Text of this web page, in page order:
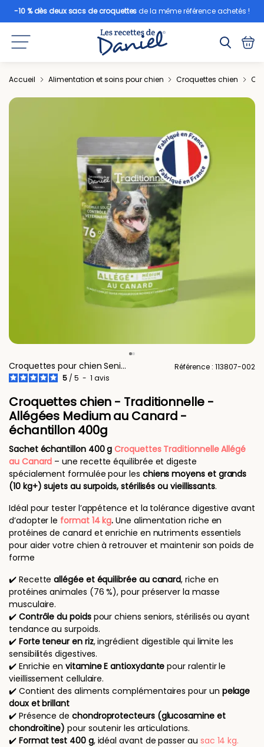
-10 % dès deux sacs de croquettesde la même référence achetés !
Accueil Alimentation et soins pour chien Croquettes chien
Croquettes pour chien Senior
5 / 5 - 1 avis
Référence : 113807-002
Croquettes chien - Traditionnelle -
Allégées Medium au Canard -
échantillon 400g
Sachet échantillon 400 gCroquettes Traditionnelle Allégé
au Canard – une recette équilibrée et digeste
spécialement formulée pour les chiens moyens et grands
(10 kg+) sujets au surpoids, stérilisés ou vieillissants.
Idéal pour tester l’appétence et la tolérance digestive avant
d’adopter le format 14 kg. Une alimentation riche en
protéines de canard et enrichie en nutriments essentiels
pour aider votre chien à retrouver et maintenir son poids de
forme
✔️ Recetteallégée et équilibrée au canard, riche en
protéines animales (76 %), pour préserver la masse
musculaire.
✔️ Contrôle du poidspour chiens seniors, stérilisés ou ayant
tendance au surpoids.
✔️ Forte teneur en riz, ingrédient digestible qui limite les
sensibilités digestives.
✔️ Enrichie envitamine E antioxydante pour ralentir le
vieillissement cellulaire.
✔️ Contient des aliments complémentaires pour un pelage
doux et brillant
✔️ Présence dechondroprotecteurs (glucosamine et
chondroïtine) pour soutenir les articulations.
✔️ Format test 400 g, idéal avant de passer au sac 14 kg.